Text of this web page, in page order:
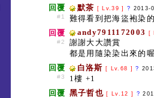
回覆
#1
默茶 [ Lv.39 ] ? 2013-
難得看到把海盜袍染
回覆
#2
andy7911172003 [
謝謝大大讚賞
都是用隨染染出來的
回覆
#3
白洛斯 [ Lv.68 ]?
1樓 +1
回覆 黑子哲也[ Lv.12 ] ?